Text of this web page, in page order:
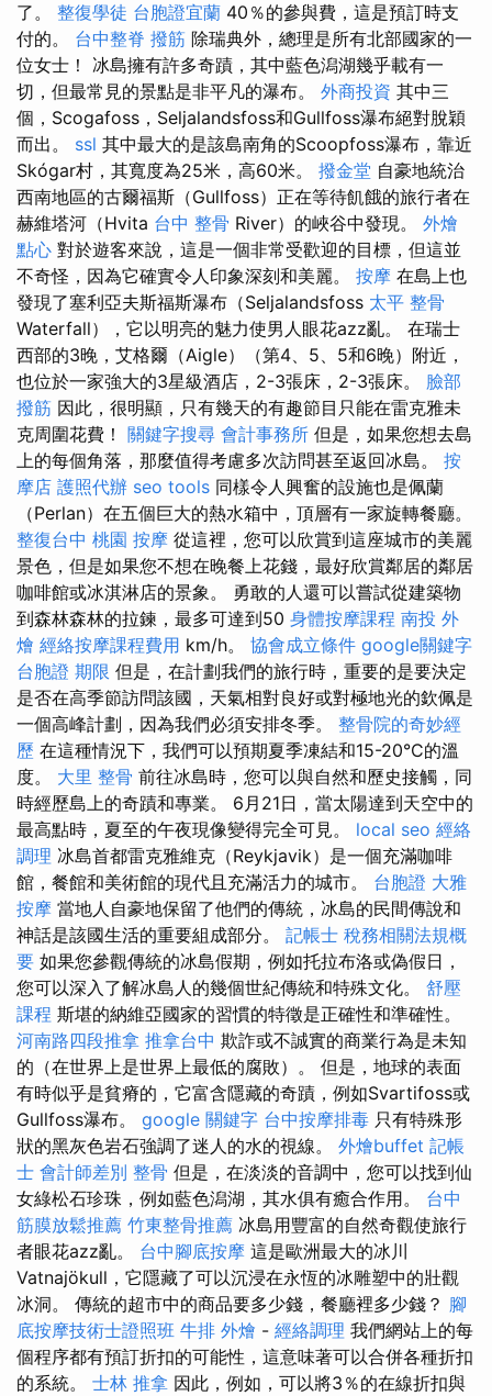
了。 整復學徒 台胞證宜蘭 40％的參與費，這是預訂時支
付的。 台中整脊 撥筋 除瑞典外，總理是所有北部國家的一
位女士！ 冰島擁有許多奇蹟，其中藍色潟湖幾乎載有一
切，但最常見的景點是非平凡的瀑布。 外商投資 其中三
個，Scogafoss，Seljalandsfoss和Gullfoss瀑布絕對脫穎
而出。 ssl 其中最大的是該島南角的Scoopfoss瀑布，靠近
Skógar村，其寬度為25米，高60米。 撥金堂 自豪地統治
西南地區的古爾福斯（Gullfoss）正在等待飢餓的旅行者在
赫維塔河（Hvita 台中 整骨 River）的峽谷中發現。 外燴
點心 對於遊客來說，這是一個非常受歡迎的目標，但這並
不奇怪，因為它確實令人印象深刻和美麗。 按摩 在島上也
發現了塞利亞夫斯福斯瀑布（Seljalandsfoss 太平 整骨
Waterfall），它以明亮的魅力使男人眼花azz亂。 在瑞士
西部的3晚，艾格爾（Aigle）（第4、5、5和6晚）附近，
也位於一家強大的3星級酒店，2-3張床，2-3張床。 臉部
撥筋 因此，很明顯，只有幾天的有趣節目只能在雷克雅未
克周圍花費！ 關鍵字搜尋 會計事務所 但是，如果您想去島
上的每個角落，那麼值得考慮多次訪問甚至返回冰島。 按
摩店 護照代辦 seo tools 同樣令人興奮的設施也是佩蘭
（Perlan）在五個巨大的熱水箱中，頂層有一家旋轉餐廳。
整復台中 桃園 按摩 從這裡，您可以欣賞到這座城市的美麗
景色，但是如果您不想在晚餐上花錢，最好欣賞鄰居的鄰居
咖啡館或冰淇淋店的景象。 勇敢的人還可以嘗試從建築物
到森林森林的拉鍊，最多可達到50 身體按摩課程 南投 外
燴 經絡按摩課程費用 km/h。 協會成立條件 google關鍵字
台胞證 期限 但是，在計劃我們的旅行時，重要的是要決定
是否在高季節訪問該國，天氣相對良好或對極地光的欽佩是
一個高峰計劃，因為我們必須安排冬季。 整骨院的奇妙經
歷 在這種情況下，我們可以預期夏季凍結和15-20°C的溫
度。 大里 整骨 前往冰島時，您可以與自然和歷史接觸，同
時經歷島上的奇蹟和專業。 6月21日，當太陽達到天空中的
最高點時，夏至的午夜現像變得完全可見。 local seo 經絡
調理 冰島首都雷克雅維克（Reykjavik）是一個充滿咖啡
館，餐館和美術館的現代且充滿活力的城市。 台胞證 大雅
按摩 當地人自豪地保留了他們的傳統，冰島的民間傳說和
神話是該國生活的重要組成部分。 記帳士 稅務相關法規概
要 如果您參觀傳統的冰島假期，例如托拉布洛或偽假日，
您可以深入了解冰島人的幾個世紀傳統和特殊文化。 舒壓
課程 斯堪的納維亞國家的習慣的特徵是正確性和準確性。
河南路四段推拿 推拿台中 欺詐或不誠實的商業行為是未知
的（在世界上是世界上最低的腐敗）。 但是，地球的表面
有時似乎是貧瘠的，它富含隱藏的奇蹟，例如Svartifoss或
Gullfoss瀑布。 google 關鍵字 台中按摩排毒 只有特殊形
狀的黑灰色岩石強調了迷人的水的視線。 外燴buffet 記帳
士 會計師差別 整骨 但是，在淡淡的音調中，您可以找到仙
女綠松石珍珠，例如藍色潟湖，其水俱有癒合作用。 台中
筋膜放鬆推薦 竹東整骨推薦 冰島用豐富的自然奇觀使旅行
者眼花azz亂。 台中腳底按摩 這是歐洲最大的冰川
Vatnajökull，它隱藏了可以沉浸在永恆的冰雕塑中的壯觀
冰洞。 傳統的超市中的商品要多少錢，餐廳裡多少錢？ 腳
底按摩技術士證照班 牛排 外燴 - 經絡調理 我們網站上的每
個程序都有預訂折扣的可能性，這意味著可以合併各種折扣
的系統。 士林 推拿 因此，例如，可以將3％的在線折扣與